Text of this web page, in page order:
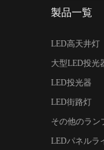
製品一覧
LED高天井灯
大型LED投光
LED投光器
LED街路灯
その他のラン
LEDパネルラ